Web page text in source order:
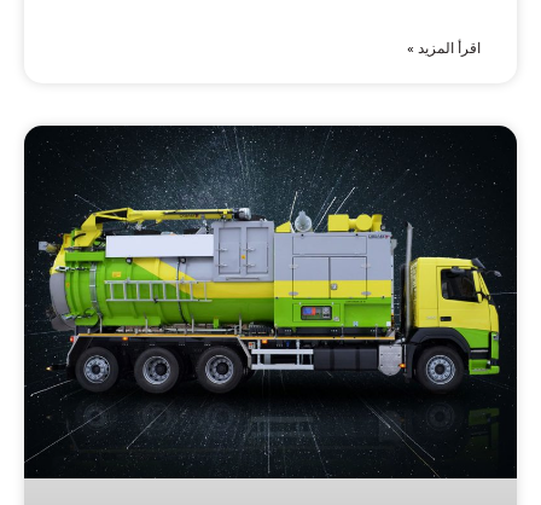
اقرأ المزيد »